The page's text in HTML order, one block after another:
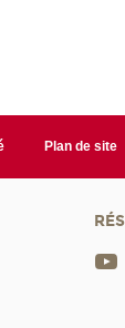
Plan de site